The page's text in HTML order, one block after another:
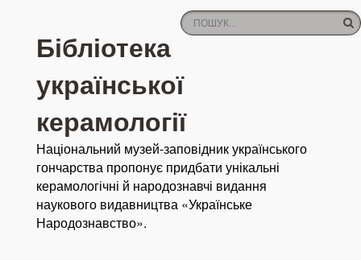
Бібліотека
української
керамології
Національний музей-заповідник українського
гончарства пропонує придбати унікальні
керамологічні й народознавчі видання
наукового видавництва «Українське
Народознавство».